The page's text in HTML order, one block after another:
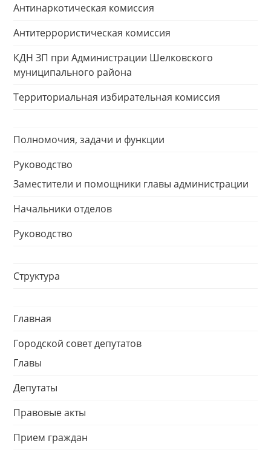
Антинаркотическая комиссия
Антитеррористическая комиссия
КДН ЗП при Администрации Шелковского
муниципального района
Территориальная избирательная комиссия
Полномочия, задачи и функции
Руководство
Заместители и помощники главы администрации
Начальники отделов
Руководство
Структура
Главная
Городской совет депутатов
Главы
Депутаты
Правовые акты
Прием граждан